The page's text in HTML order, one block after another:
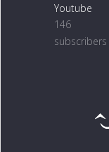
Youtube
146
subscribers